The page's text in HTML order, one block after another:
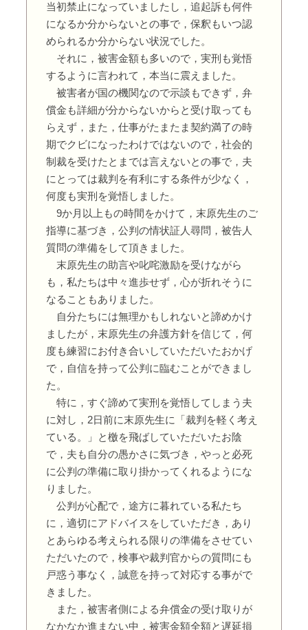
当初禁止になっていましたし，追起訴も何件
になるか分からないとの事で，保釈もいつ認
められるか分からない状況でした。
それに，被害金額も多いので，実刑も覚悟
するように言われて，本当に震えました。
被害者が国の機関なので示談もできず，弁
償金も詳細が分からないからと受け取っても
らえず，また，仕事がたまたま契約満了の時
期でクビになったわけではないので，社会的
制裁を受けたとまでは言えないとの事で，夫
にとっては裁判を有利にする条件が少なく，
何度も実刑を覚悟しました。
9か月以上もの時間をかけて，末原先生のご
指導に基づき，公判の情状証人尋問，被告人
質問の準備をして頂きました。
末原先生の助言や叱咤激励を受けながら
も，私たちは中々進歩せず，心が折れそうに
なることもありました。
自分たちには無理かもしれないと諦めかけ
ましたが，末原先生の弁護方針を信じて，何
度も練習にお付き合いしていただいたおかげ
で，自信を持って公判に臨むことができまし
た。
特に，すぐ諦めて実刑を覚悟してしまう夫
に対し，2日前に末原先生に「裁判を軽く考え
ている。」と檄を飛ばしていただいたお陰
で，夫も自分の愚かさに気づき，やっと必死
に公判の準備に取り掛かってくれるようにな
りました。
公判が心配で，途方に暮れている私たち
に，適切にアドバイスをしていただき，あり
とあらゆる考えられる限りの準備をさせてい
ただいたので，検事や裁判官からの質問にも
戸惑う事なく，誠意を持って対応する事がで
きました。
また，被害者側による弁償金の受け取りが
なかなか進まない中，被害金額全額と遅延損